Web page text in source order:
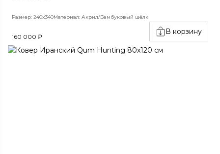
Размер: 240x340Материал: Акрил/Бамбуковый шёлк
160 000 ₽
В корзину